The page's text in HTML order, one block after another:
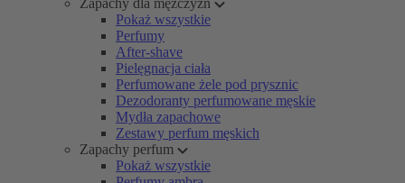
Zapachy dla mężczyzn
Pokaż wszystkie
Perfumy
After-shave
Pielęgnacja ciała
Perfumowane żele pod prysznic
Dezodoranty perfumowane męskie
Mydła zapachowe
Zestawy perfum męskich
Zapachy perfum
Pokaż wszystkie